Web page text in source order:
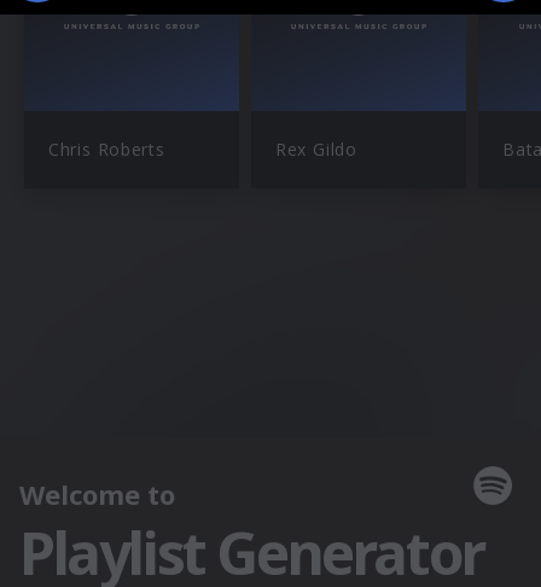
Chris Roberts Rex Gildo